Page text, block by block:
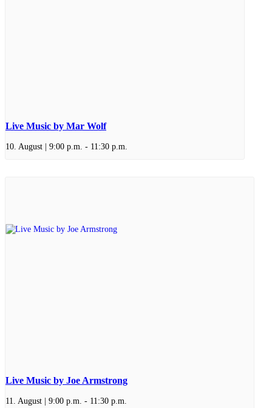
Live Music by Mar Wolf
10. August | 9:00 p.m. - 11:30 p.m.
Live Music by Joe Armstrong
11. August | 9:00 p.m. - 11:30 p.m.